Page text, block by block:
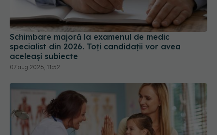
Schimbare majoră la examenul de medic
specialist din 2026. Toți candidații vor avea
aceleași subiecte
07 aug 2026, 11:52